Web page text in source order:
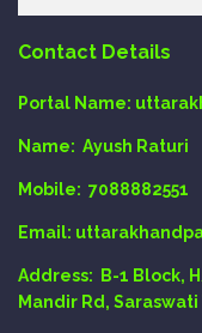
Contact Details
Portal Name:
Name: Ayush Raturi
Mobile: 7088882551
Email:
Address: B-1 Block,
Mandir Rd,